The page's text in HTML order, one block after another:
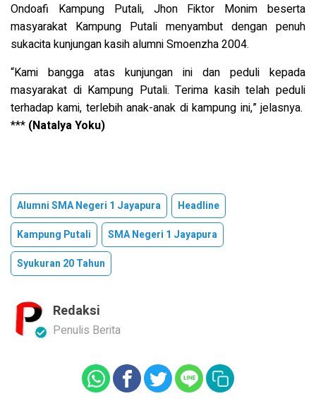
Ondoafi Kampung Putali, Jhon Fiktor Monim beserta
masyarakat Kampung Putali menyambut dengan penuh
sukacita kunjungan kasih alumni Smoenzha 2004.
“Kami bangga atas kunjungan ini dan peduli kepada
masyarakat di Kampung Putali. Terima kasih telah peduli
terhadap kami, terlebih anak-anak di kampung ini,” jelasnya.
*** (Natalya Yoku)
Alumni SMA Negeri 1 Jayapura
Headline
Kampung Putali
SMA Negeri 1 Jayapura
Syukuran 20 Tahun
Redaksi
Penulis Berita